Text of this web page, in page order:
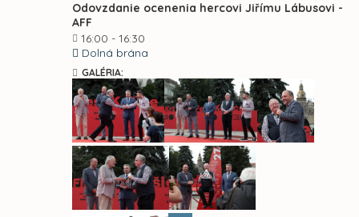
Odovzdanie ocenenia hercovi Jiřímu Lábusovi -
AFF
16:00 - 16:30
Dolná brána
GALÉRIA: